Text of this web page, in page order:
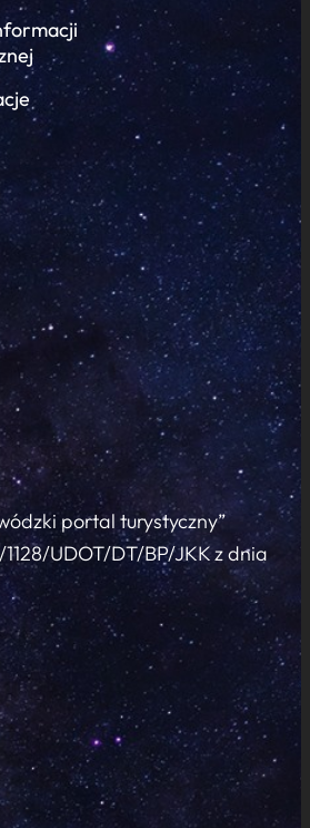
portal turystyczny”
UDOT/DT/BP/JKK z dnia